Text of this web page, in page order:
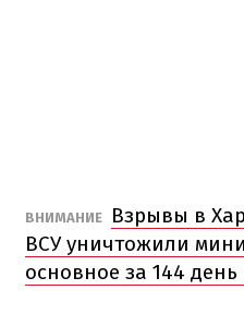
ВНИМАНИЕ
Взрывы в
ВСУ уничтожили
основное за 144